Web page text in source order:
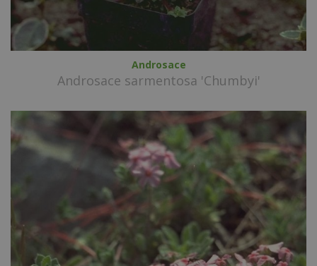
Androsace
Androsace sarmentosa 'Chumbyi'